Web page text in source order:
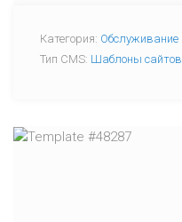
Категория: Обслуживание
Тип CMS: Шаблоны сайтов